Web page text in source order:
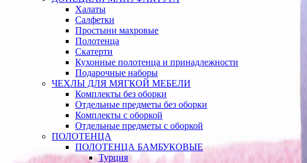
Халаты
Салфетки
Простыни махровые
Полотенца
Скатерти
Кухонные полотенца и принадлежности
Подарочные наборы
ЧЕХЛЫ ДЛЯ МЯГКОЙ МЕБЕЛИ
Комплекты без оборки
Отдельные предметы без оборки
Комплекты с оборкой
Отдельные предметы с оборкой
ПОЛОТЕНЦА
ПОЛОТЕНЦА БАМБУКОВЫЕ
Турция